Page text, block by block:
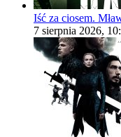
Iść za ciosem.
7 sierpnia 2026,